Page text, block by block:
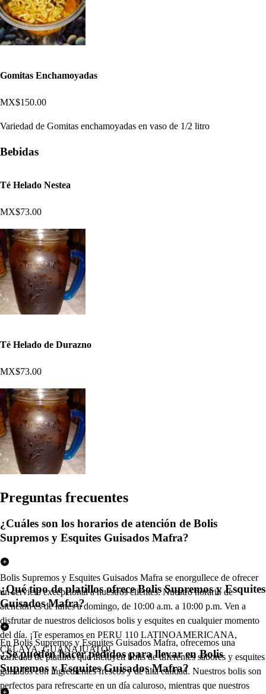
Gomitas Enchamoyadas
MX$150.00
Variedad de Gomitas enchamoyadas en vaso de 1/2 litro
Bebidas
Té Helado Nestea
MX$73.00
Té Helado de Durazno
MX$73.00
Preguntas frecuentes
¿Cuáles son los horarios de atención de Bolis
Supremos y Esquites Guisados Mafra?
Bolis Supremos y Esquites Guisados Mafra se enorgullece de ofrecer
un servicio excepcional a nuestros clientes. Nuestro horario de
atención es de lunes a domingo, de 10:00 a.m. a 10:00 p.m. Ven a
disfrutar de nuestros deliciosos bolis y esquites en cualquier momento
del día. ¡Te esperamos en PERU 110 LATINOAMERICANA,
CELAYA, GUANAJUATO!
¿Qué tipo de platillos ofrece Bolis Supremos y Esquites
Guisados Mafra?
En Bolis Supremos y Esquites Guisados Mafra, ofrecemos una
variedad de platillos que incluyen bolis de diferentes sabores y esquites
guisados con ingredientes frescos y de alta calidad. Nuestros bolis son
perfectos para refrescarte en un día caluroso, mientras que nuestros
¿Se pueden hacer pedidos para llevar en Bolis
Supremos y Esquites Guisados Mafra?